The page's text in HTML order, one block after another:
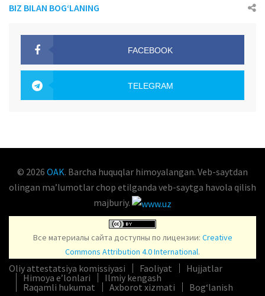
BIZ BILAN BOG‘LANING
FACEBOOK
TELEGRAM
© 2026 OAK. Barcha huquqlar himoyalangan. Veb-saytdan
olingan maʼlumotlar chop etilganda veb-saytga havola qilish
majburiy.
Все материалы сайта доступны по лицензии: Creative
Commons Attribution 4.0 International.
Oliy attestatsiya komissiyasi Faoliyat
Hujjatlar
Himoya e’lonlari
Ilmiy kengash
Raqamli hukumat
Axborot xizmati Bog‘lanish